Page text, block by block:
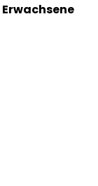
Erwachsene